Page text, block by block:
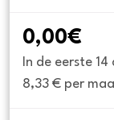
0,00€
In de eerste 14
8,33 € per